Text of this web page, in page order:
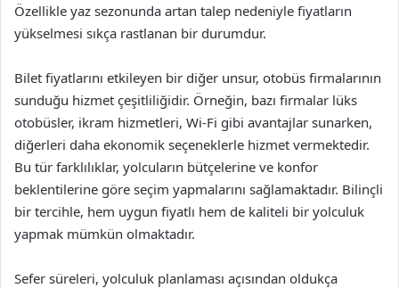
Özellikle yaz sezonunda artan talep nedeniyle fiyatların
yükselmesi sıkça rastlanan bir durumdur.
Bilet fiyatlarını etkileyen bir diğer unsur, otobüs firmalarının
sunduğu hizmet çeşitliliğidir. Örneğin, bazı firmalar lüks
otobüsler, ikram hizmetleri, Wi-Fi gibi avantajlar sunarken,
diğerleri daha ekonomik seçeneklerle hizmet vermektedir.
Bu tür farklılıklar, yolcuların bütçelerine ve konfor
beklentilerine göre seçim yapmalarını sağlamaktadır. Bilinçli
bir tercihle, hem uygun fiyatlı hem de kaliteli bir yolculuk
yapmak mümkün olmaktadır.
Sefer süreleri, yolculuk planlaması açısından oldukça